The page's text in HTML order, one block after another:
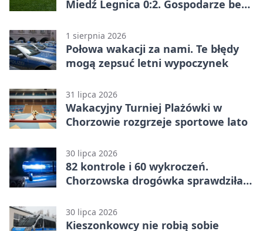
Miedź Legnica 0:2. Gospodarze bez
1 sierpnia 2026
Połowa wakacji za nami. Te błędy
mogą zepsuć letni wypoczynek
31 lipca 2026
Wakacyjny Turniej Plażówki w
Chorzowie rozgrzeje sportowe lato
30 lipca 2026
82 kontrole i 60 wykroczeń.
Chorzowska drogówka sprawdziła
30 lipca 2026
Kieszonkowcy nie robią sobie